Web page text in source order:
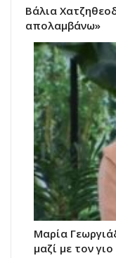
Βάλια
απολαμβάνω»
Μαρία
μαζί με τον